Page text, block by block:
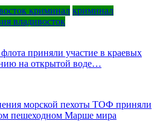
криминал криминал
владивосток
приняли участие в краевых
на открытой воде…
морской пехоты ТОФ приняли
пешеходном Марше мира